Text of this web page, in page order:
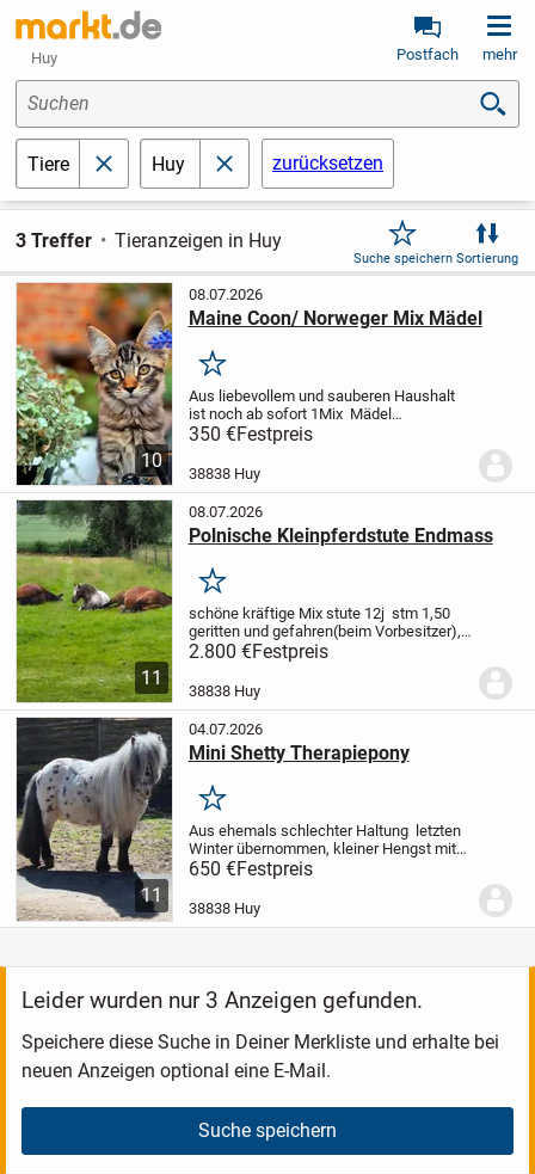
Huy Postfach mehr
Suchen
Tiere schließen
Huy schließenzurücksetzen
3 Treffer Tieranzeigen in Huy
Suche speichern Sortierung
10
08.07.2026
Maine Coon/ Norweger Mix Mädel
Merken
Aus liebevollem und sauberen Haushalt
ist noch ab sofort 1Mix Mädel
abzugeben! Elterntiere sind
selbstverständlich vor Ort und können
auch besichtigt werden! Meine Kitten
wurden von mir liebevoll...
350 €Festpreis
38838 Huy
11
08.07.2026
Polnische Kleinpferdstute Endmass
Merken
schöne kräftige Mix stute 12j stm 1,50
geritten und gefahren(beim Vorbesitzer),
muss angeschoben werden! Lieb aber
nichts für Änfänger bei Interesse bitte
anrufen 0175 8593315 seit 3j bei mir
2.800 €Festpreis
38838 Huy
11
04.07.2026
Mini Shetty Therapiepony
Merken
Aus ehemals schlechter Haltung letzten
Winter übernommen, kleiner Hengst mit
Handycap....volles Papier stm 85stm
leider Bockhuf und dadurch
Fehlstellung...ab und an tickt er mal sonst
fit!! Bei mir...
650 €Festpreis
38838 Huy
Leider wurden nur 3 Anzeigen gefunden.
Speichere diese Suche in Deiner Merkliste und erhalte bei
neuen Anzeigen optional eine E-Mail.
Suche speichern